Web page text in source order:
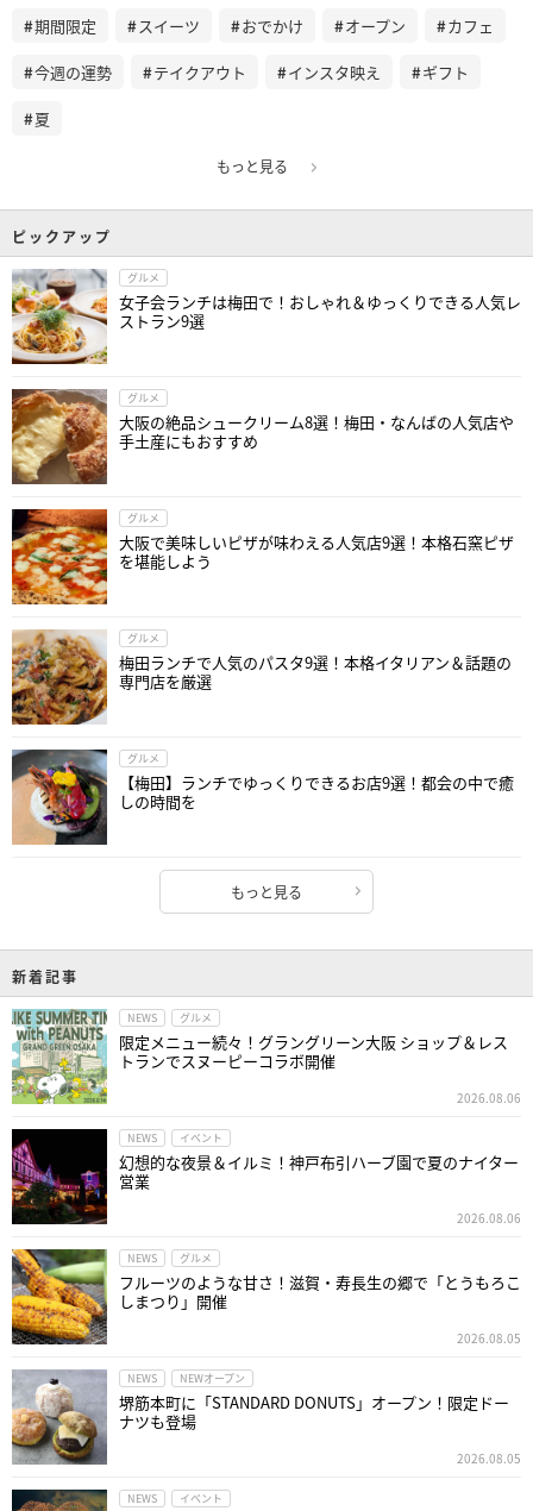
期間限定 スイーツ おでかけ オープン カフェ
今週の運勢 テイクアウト インスタ映え ギフト
夏
もっと見る
ピックアップ
グルメ
女子会ランチは梅田で！おしゃれ＆ゆっくりできる人気レ
ストラン9選
グルメ
大阪の絶品シュークリーム8選！梅田・なんばの人気店や
手土産にもおすすめ
グルメ
大阪で美味しいピザが味わえる人気店9選！本格石窯ピザ
を堪能しよう
グルメ
梅田ランチで人気のパスタ9選！本格イタリアン＆話題の
専門店を厳選
グルメ
【梅田】ランチでゆっくりできるお店9選！都会の中で癒
しの時間を
もっと見る
新着記事
NEWS グルメ
限定メニュー続々！グラングリーン大阪 ショップ＆レス
トランでスヌーピーコラボ開催
2026.08.06
NEWS イベント
幻想的な夜景＆イルミ！神戸布引ハーブ園で夏のナイター
営業
2026.08.06
NEWS グルメ
フルーツのような甘さ！滋賀・寿長生の郷で「とうもろこ
しまつり」開催
2026.08.05
NEWS NEWオープン
堺筋本町に「STANDARD DONUTS」オープン！限定ドー
ナツも登場
2026.08.05
NEWS イベント